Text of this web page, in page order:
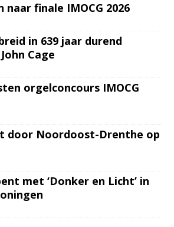
finale IMOCG 2026
in 639 jaar durend
Cage
orgelconcours IMOCG
door Noordoost-Drenthe op
met ‘Donker en Licht’ in